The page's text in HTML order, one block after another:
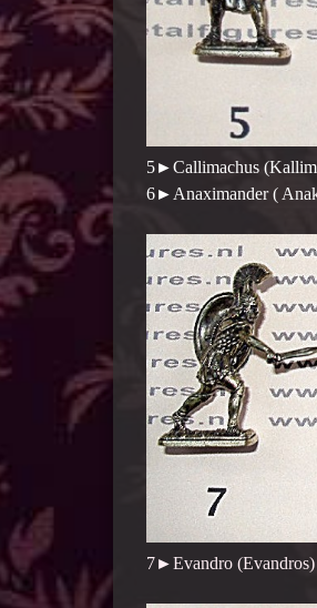
6►Anaximander (
7►Evandro (Evandros)